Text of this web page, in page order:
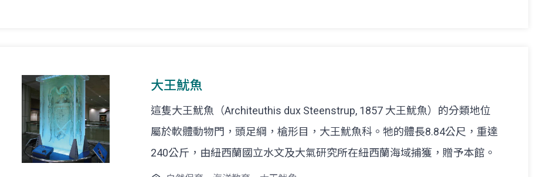
大王魷魚
這隻大王魷魚（Architeuthis dux Steenstrup, 1857 大王魷魚）的分類地位
屬於軟體動物門，頭足綱，槍形目，大王魷魚科。牠的體長8.84公尺，重達
240公斤，由紐西蘭國立水文及大氣研究所在紐西蘭海域捕獲，贈予本館。